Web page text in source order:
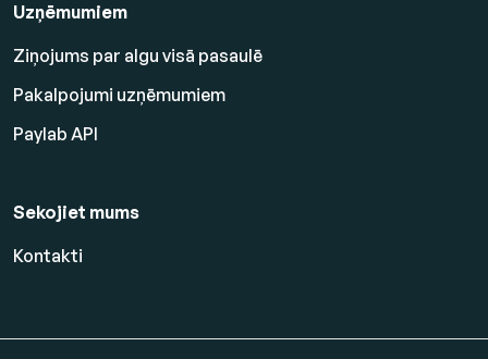
Uzņēmumiem
Ziņojums par algu visā pasaulē
Pakalpojumi uzņēmumiem
Paylab API
Sekojiet mums
Kontakti